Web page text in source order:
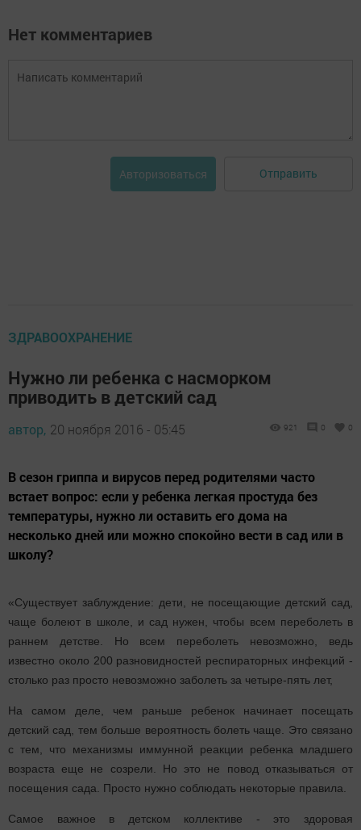
Нет комментариев
Авторизоваться Отправить
ЗДРАВООХРАНЕНИЕ
Нужно ли ребенка с насморком
приводить в детский сад
автор, 20 ноября 2016 - 05:45 921 0 0
В сезон гриппа и вирусов перед родителями часто
встает вопрос: если у ребенка легкая простуда без
температуры, нужно ли оставить его дома на
несколько дней или можно спокойно вести в сад или в
школу?
«Существует заблуждение: дети, не посещающие детский сад,
чаще болеют в школе, и сад нужен, чтобы всем переболеть в
раннем детстве. Но всем переболеть невозможно, ведь
известно около 200 разновидностей респираторных инфекций -
столько раз просто невозможно заболеть за четыре-пять лет,
На самом деле, чем раньше ребенок начинает посещать
детский сад, тем больше вероятность болеть чаще. Это связано
с тем, что механизмы иммунной реакции ребенка младшего
возраста еще не созрели. Но это не повод отказываться от
посещения сада. Просто нужно соблюдать некоторые правила.
Самое важное в детском коллективе - это здоровая